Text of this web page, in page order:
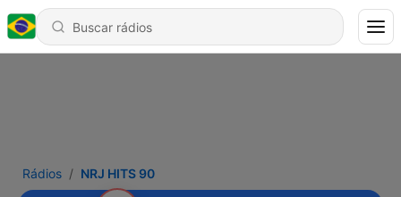
Rádios NRJ HITS 90